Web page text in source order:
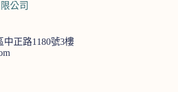
公司
中正路1180號3樓